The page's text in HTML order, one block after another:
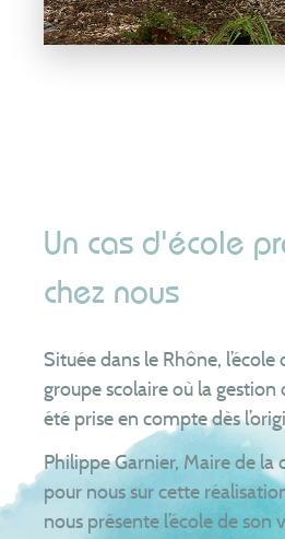
Un cas d'école
chez nous
Située dans le Rhône, l’école
groupe scolaire où la gestion
été prise en compte dès
Philippe Garnier, Maire de
pour nous sur cette
nous présente l’école de son